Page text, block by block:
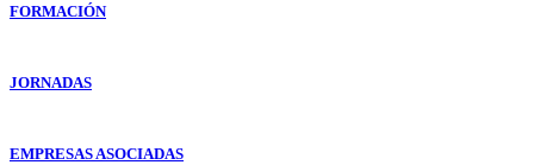
FORMACIÓN
JORNADAS
EMPRESAS ASOCIADAS